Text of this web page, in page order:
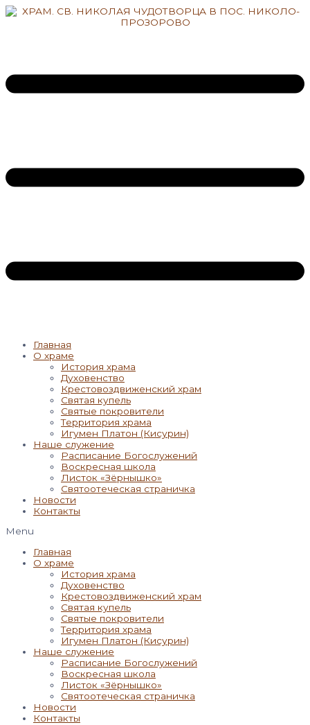
Перейти
Главная
О храме
История храма
Духовенство
Крестовоздвиженский храм
Святая купель
Святые покровители
Территория храма
Игумен Платон (Кисурин)
Наше служение
Расписание Богослужений
Воскресная школа
Листок «Зёрнышко»
Святоотеческая страничка
Новости
Контакты
Menu
Главная
О храме
История храма
Духовенство
Крестовоздвиженский храм
Святая купель
Святые покровители
Территория храма
Игумен Платон (Кисурин)
Наше служение
Расписание Богослужений
Воскресная школа
Листок «Зёрнышко»
Святоотеческая страничка
Новости
Контакты